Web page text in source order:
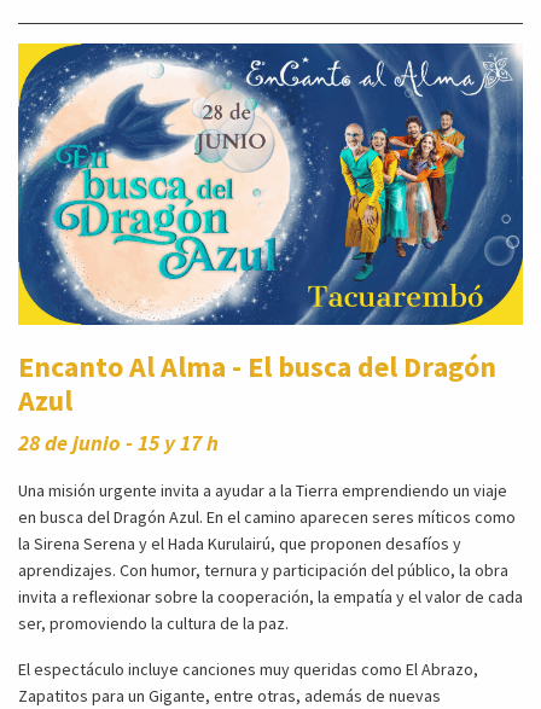
Encanto Al Alma - El busca del Dragón
Azul
28 de junio - 15 y 17 h
Una misión urgente invita a ayudar a la Tierra emprendiendo un viaje
en busca del Dragón Azul. En el camino aparecen seres míticos como
la Sirena Serena y el Hada Kurulairú, que proponen desafíos y
aprendizajes. Con humor, ternura y participación del público, la obra
invita a reflexionar sobre la cooperación, la empatía y el valor de cada
ser, promoviendo la cultura de la paz.
El espectáculo incluye canciones muy queridas como El Abrazo,
Zapatitos para un Gigante, entre otras, además de nuevas